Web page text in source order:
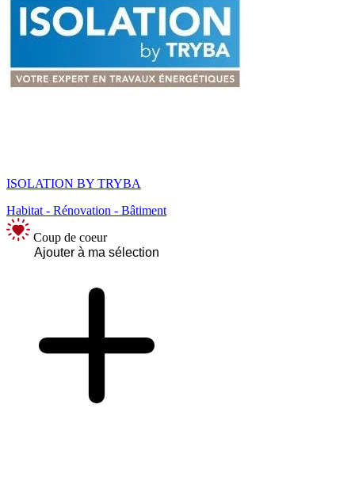
ISOLATION BY TRYBA
Habitat - Rénovation - Bâtiment
Coup de coeur
Ajouter à ma sélection